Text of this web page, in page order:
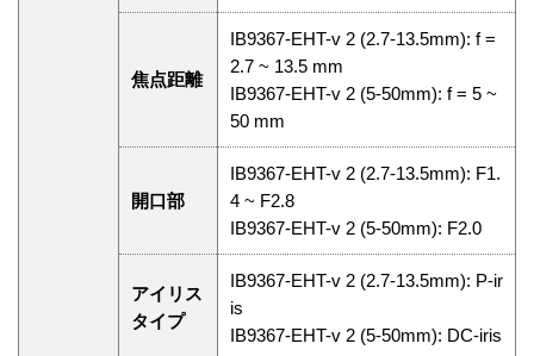
焦点距離
IB9367-EHT-v 2 (2.7-13.5mm): f =
2.7 ~ 13.5 mm
IB9367-EHT-v 2 (5-50mm): f = 5 ~
50 mm
開口部
IB9367-EHT-v 2 (2.7-13.5mm): F1.
4 ~ F2.8
IB9367-EHT-v 2 (5-50mm): F2.0
アイリス
タイプ
IB9367-EHT-v 2 (2.7-13.5mm): P-ir
is
IB9367-EHT-v 2 (5-50mm): DC-iris